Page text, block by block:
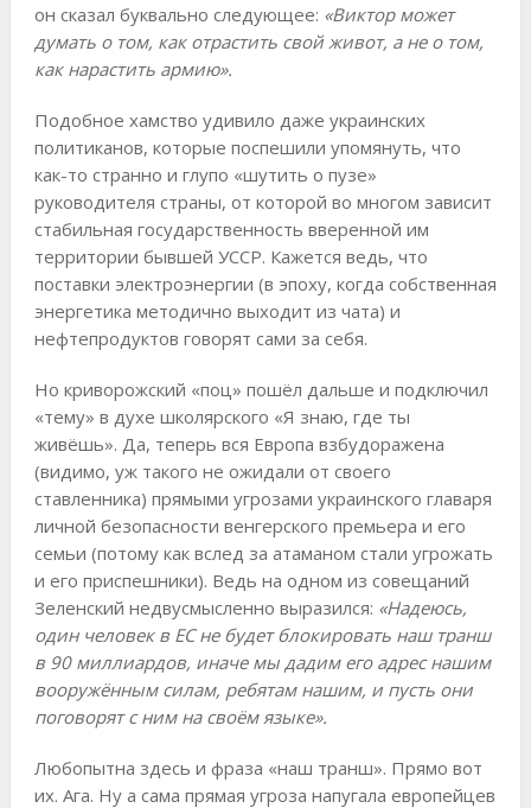
он сказал буквально следующее: «Виктор может
думать о том, как отрастить свой живот, а не о том,
как нарастить армию».
Подобное хамство удивило даже украинских
политиканов, которые поспешили упомянуть, что
как-то странно и глупо «шутить о пузе»
руководителя страны, от которой во многом зависит
стабильная государственность вверенной им
территории бывшей УССР. Кажется ведь, что
поставки электроэнергии (в эпоху, когда собственная
энергетика методично выходит из чата) и
нефтепродуктов говорят сами за себя.
Но криворожский «поц» пошёл дальше и подключил
«тему» в духе школярского «Я знаю, где ты
живёшь». Да, теперь вся Европа взбудоражена
(видимо, уж такого не ожидали от своего
ставленника) прямыми угрозами украинского главаря
личной безопасности венгерского премьера и его
семьи (потому как вслед за атаманом стали угрожать
и его приспешники). Ведь на одном из совещаний
Зеленский недвусмысленно выразился: «Надеюсь,
один человек в ЕС не будет блокировать наш транш
в 90 миллиардов, иначе мы дадим его адрес нашим
вооружённым силам, ребятам нашим, и пусть они
поговорят с ним на своём языке».
Любопытна здесь и фраза «наш транш». Прямо вот
их. Ага. Ну а сама прямая угроза напугала европейцев